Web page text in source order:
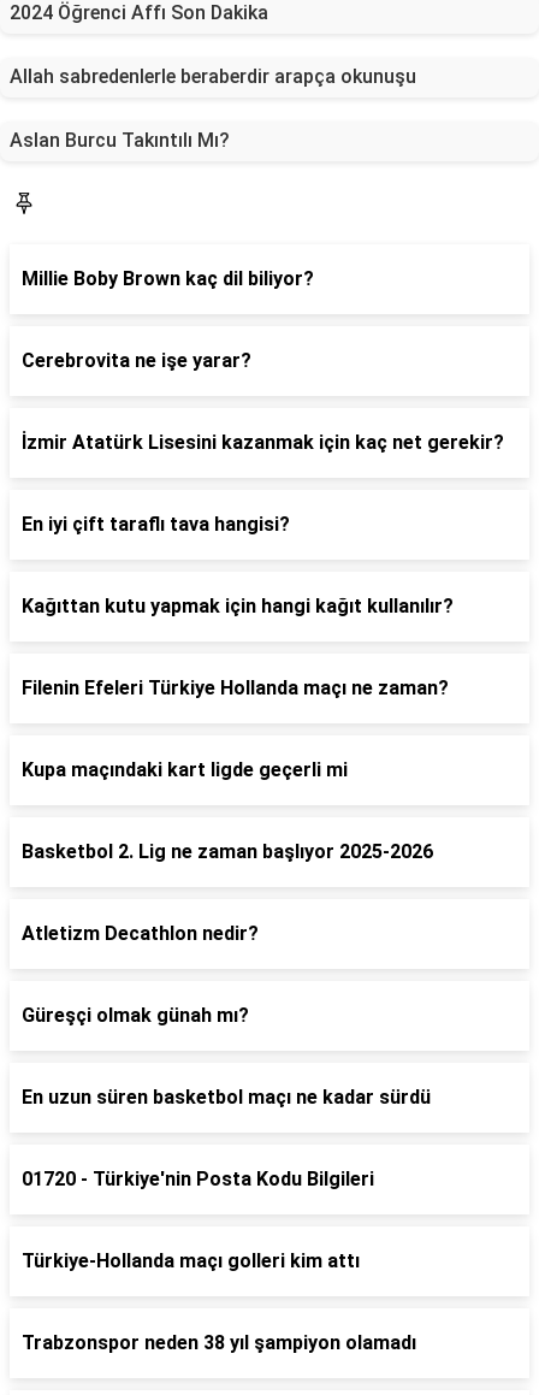
2024 Öğrenci Affı Son Dakika
Allah sabredenlerle beraberdir arapça okunuşu
Aslan Burcu Takıntılı Mı?
Millie Boby Brown kaç dil biliyor?
Cerebrovita ne işe yarar?
İzmir Atatürk Lisesini kazanmak için kaç net gerekir?
En iyi çift taraflı tava hangisi?
Kağıttan kutu yapmak için hangi kağıt kullanılır?
Filenin Efeleri Türkiye Hollanda maçı ne zaman?
Kupa maçındaki kart ligde geçerli mi
Basketbol 2. Lig ne zaman başlıyor 2025-2026
Atletizm Decathlon nedir?
Güreşçi olmak günah mı?
En uzun süren basketbol maçı ne kadar sürdü
01720 - Türkiye'nin Posta Kodu Bilgileri
Türkiye-Hollanda maçı golleri kim attı
Trabzonspor neden 38 yıl şampiyon olamadı